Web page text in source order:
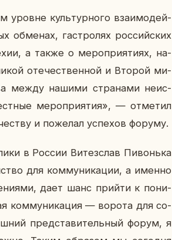
уровне куль­тур­но­го вза­и­мо­дей­
об­ме­нах, га­стро­лях рос­сий­ских
а также о ме­ро­при­я­ти­ях, на­
оте­че­ствен­ной и Второй ми­
между нашими стра­на­ми неис­
ме­ро­при­я­тия», — от­ме­тил
и по­же­лал успе­хов форуму.
в России Ви­тез­слав Пи­вонь­ка
для ком­му­ни­ка­ции, а именно
дает шанс прийти к по­ни­
ком­му­ни­ка­ция — ворота для со­
пред­ста­ви­тель­ный форум, я